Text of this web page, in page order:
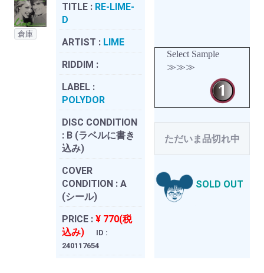
倉庫
TITLE : RE-LIME-
D
ARTIST : LIME
RIDDIM :
LABEL :
POLYDOR
DISC CONDITION
: B (ラベルに書き
込み)
COVER
CONDITION : A
(シール)
PRICE : ¥ 770(税
込み)
ID :
240117654
Select Sample
≫≫≫
ただいま品切れ中
SOLD OUT